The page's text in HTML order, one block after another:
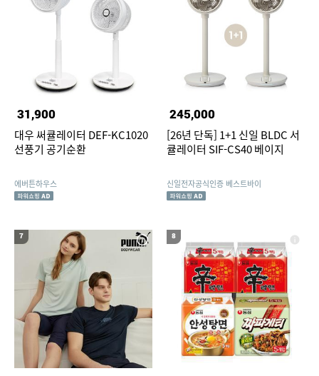
31,900
대우 써큘레이터 DEF-KC1020
선풍기 공기순환
에버튼하우스
245,000
[26년 단독] 1+1 신일 BLDC 서
큘레이터 SIF-CS40 베이지
신일전자공식인증 베스트바이
7 8